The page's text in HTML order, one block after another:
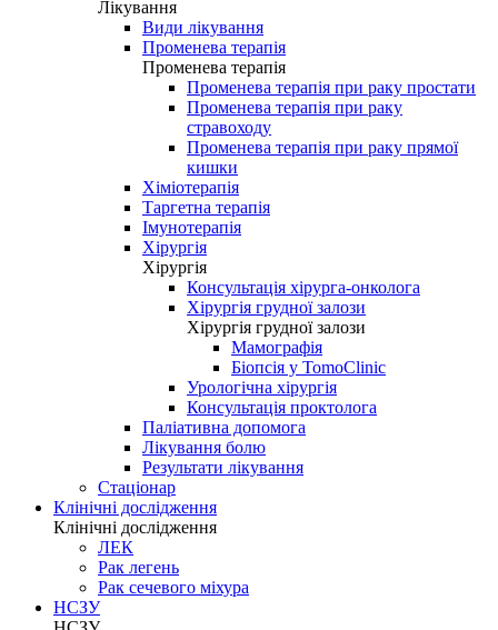
Лікування
Види лікування
Променева терапія
Променева терапія
Променева терапія при раку простати
Променева терапія при раку
стравоходу
Променева терапія при раку прямої
кишки
Хіміотерапія
Таргетна терапія
Імунотерапія
Хірургія
Хірургія
Консультація хірурга-онколога
Хірургія грудної залози
Хірургія грудної залози
Мамографія
Біопсія у TomoClinic
Урологічна хірургія
Консультація проктолога
Паліативна допомога
Лікування болю
Результати лікування
Стаціонар
Клінічні дослідження
Клінічні дослідження
ЛЕК
Рак легень
Рак сечевого міхура
НСЗУ